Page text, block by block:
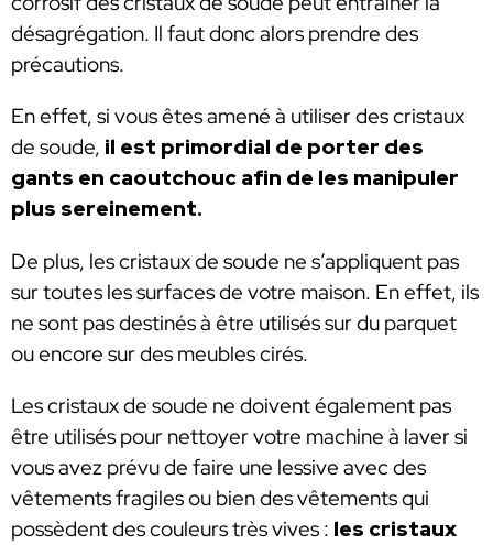
désagrégation. Il faut donc alors prendre des
précautions.
En effet, si vous êtes amené à utiliser des cristaux
de soude, il est primordial de porter des
gants en caoutchouc afin de les manipuler
plus sereinement.
De plus, les cristaux de soude ne s’appliquent pas
sur toutes les surfaces de votre maison. En effet, ils
ne sont pas destinés à être utilisés sur du parquet
ou encore sur des meubles cirés.
Les cristaux de soude ne doivent également pas
être utilisés pour nettoyer votre machine à laver si
vous avez prévu de faire une lessive avec des
vêtements fragiles ou bien des vêtements qui
possèdent des couleurs très vives : les cristaux